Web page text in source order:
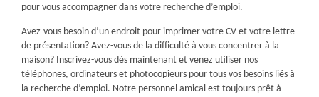
pour vous accompagner dans votre recherche d’emploi.
Avez-vous besoin d’un endroit pour imprimer votre CV et votre lettre
de présentation? Avez-vous de la difficulté à vous concentrer à la
maison? Inscrivez-vous dès maintenant et venez utiliser nos
téléphones, ordinateurs et photocopieurs pour tous vos besoins liés à
la recherche d’emploi. Notre personnel amical est toujours prêt à